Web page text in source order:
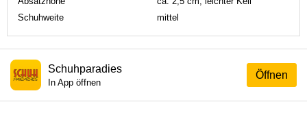
Schuhweite
mittel
Öffnen
Schuhparadies
In App öffnen